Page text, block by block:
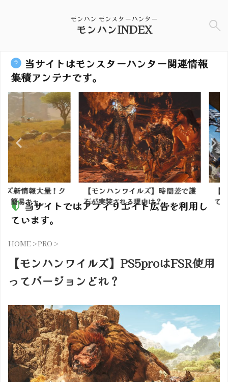
モンハン モンスターハンター
モンハンINDEX
当サイトはモンスターハンター関連情報
集積アンテナです。
大量！ク
ャ...
【モンハンワイルズ】時間差で護
石が実装される理由は？
【モンハ
て使ってて
当サイトではアフィリエイト広告を利用し
ています。
HOME >PRO >
【モンハンワイルズ】PS5proはFSR使用
ってバージョンどれ？